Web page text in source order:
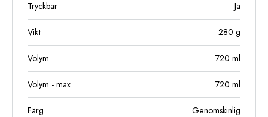
Tryckbar Ja
Vikt 280 g
Volym 720 ml
Volym - max 720 ml
Färg Genomskinlig